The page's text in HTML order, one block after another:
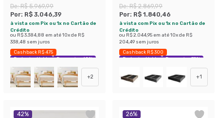
Molas Ensacadas
(30x193x203) Branco e Bege
De:R$ 5.969,99
Por: R$ 3.046,39
à vista com Pix ou 1x no Cartão de
Crédito
ou R$ 3.384,88 em até10x de R$
338,48 sem juros
Cashback R$ 475
Exclusivo Mobly
Economize 48%
+2
(47x158x198 cm) Azul
Marinho
De:R$ 2.869,99
Por: R$ 1.840,46
à vista com Pix ou 1x no Cartão de
Crédito
ou R$ 2.044,95 em até10x de R$
204,49 sem juros
Cashback R$ 300
Exclusivo Mobly
Economize 35%
+1
42% 26%